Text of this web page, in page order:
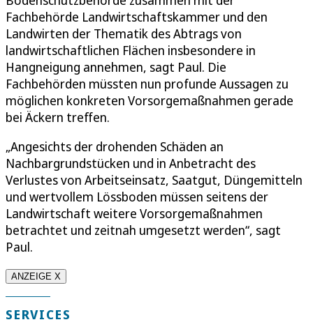
Fachbehörde Landwirtschaftskammer und den
Landwirten der Thematik des Abtrags von
landwirtschaftlichen Flächen insbesondere in
Hangneigung annehmen, sagt Paul. Die
Fachbehörden müssten nun profunde Aussagen zu
möglichen konkreten Vorsorgemaßnahmen gerade
bei Äckern treffen.
„Angesichts der drohenden Schäden an
Nachbargrundstücken und in Anbetracht des
Verlustes von Arbeitseinsatz, Saatgut, Düngemitteln
und wertvollem Lössboden müssen seitens der
Landwirtschaft weitere Vorsorgemaßnahmen
betrachtet und zeitnah umgesetzt werden“, sagt
Paul.
ANZEIGE X
SERVICES